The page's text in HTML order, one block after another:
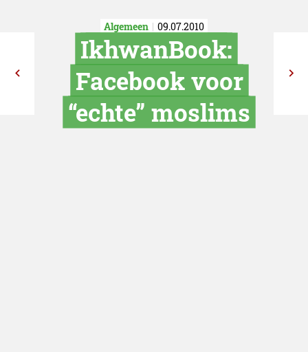
Algemeen 09.07.2010